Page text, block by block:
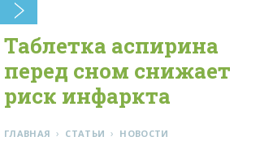
Таблетка аспирина
перед сном снижает
риск инфаркта
ГЛАВНАЯ › СТАТЬИ › НОВОСТИ